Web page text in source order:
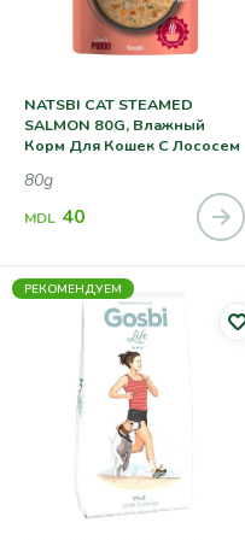
NATSBI CAT STEAMED
SALMON 80G, Влажный
Корм Для Кошек С Лососем
80g
MDL 40
РЕКОМЕНДУЕМ